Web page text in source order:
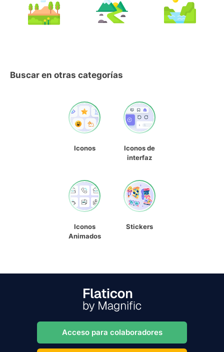
Buscar en otras categorías
Iconos
Iconos de
interfaz
Iconos
Animados
Stickers
Acceso para colaboradores